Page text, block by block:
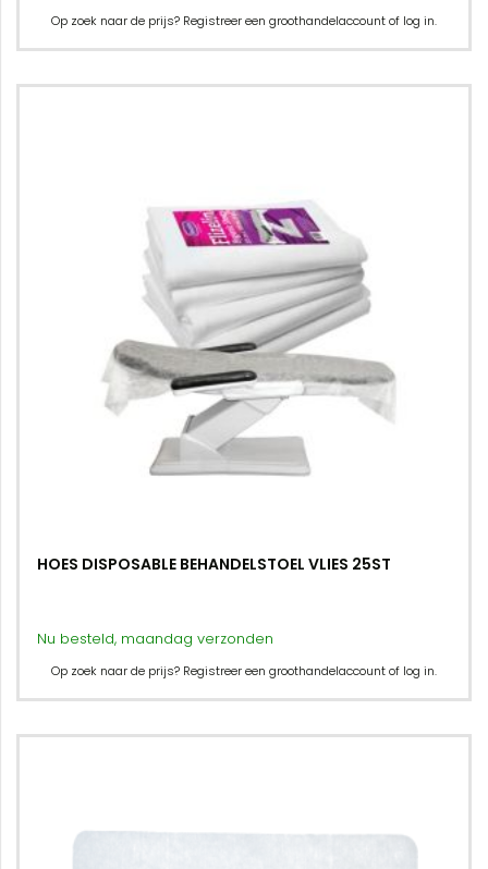
Op zoek naar de prijs? Registreer een groothandelaccount of log in.
HOES DISPOSABLE BEHANDELSTOEL VLIES 25ST
Nu besteld, maandag verzonden
Op zoek naar de prijs? Registreer een groothandelaccount of log in.